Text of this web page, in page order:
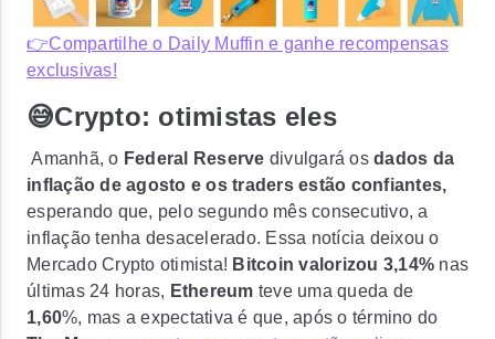
👉Compartilhe o Daily Muffin e ganhe recompensas
exclusivas!
😅Crypto: otimistas eles
Amanhã, o Federal Reserve divulgará os dados da
inflação de agosto e os traders estão confiantes,
esperando que, pelo segundo mês consecutivo, a
inflação tenha desacelerado. Essa notícia deixou o
Mercado Crypto otimista! Bitcoin valorizou 3,14% nas
últimas 24 horas, Ethereum teve uma queda de
1,60%, mas a expectativa é que, após o término do